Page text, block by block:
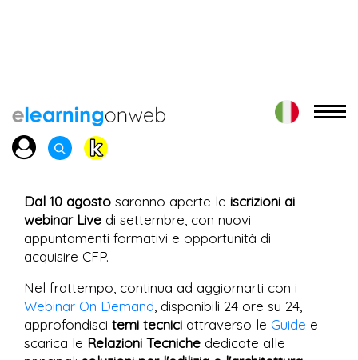
Dal 10 agosto saranno aperte le iscrizioni ai
webinar Live di settembre, con nuovi
appuntamenti formativi e opportunità di
acquisire CFP.
Nel frattempo, continua ad aggiornarti con i
Webinar On Demand , disponibili 24 ore su 24,
approfondisci temi tecnici attraverso le Guide e
scarica le Relazioni Tecniche dedicate alle